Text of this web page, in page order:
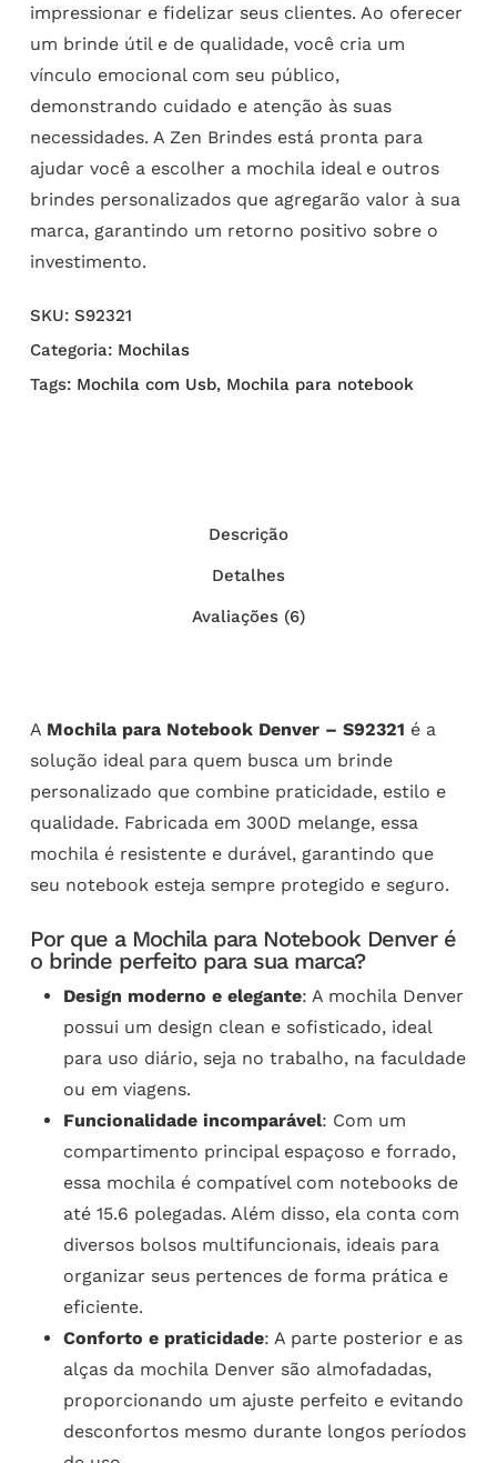
impressionar e fidelizar seus clientes. Ao oferecer
um brinde útil e de qualidade, você cria um
vínculo emocional com seu público,
demonstrando cuidado e atenção às suas
necessidades. A Zen Brindes está pronta para
ajudar você a escolher a mochila ideal e outros
brindes personalizados que agregarão valor à sua
marca, garantindo um retorno positivo sobre o
investimento.
SKU: S92321
Categoria: Mochilas
Tags: Mochila com Usb, Mochila para notebook
Descrição
Detalhes
Avaliações (6)
A Mochila para Notebook Denver – S92321 é a
solução ideal para quem busca um brinde
personalizado que combine praticidade, estilo e
qualidade. Fabricada em 300D melange, essa
mochila é resistente e durável, garantindo que
seu notebook esteja sempre protegido e seguro.
Por que a Mochila para Notebook Denver é
o brinde perfeito para sua marca?
Design moderno e elegante: A mochila Denver
possui um design clean e sofisticado, ideal
para uso diário, seja no trabalho, na faculdade
ou em viagens.
Funcionalidade incomparável: Com um
compartimento principal espaçoso e forrado,
essa mochila é compatível com notebooks de
até 15.6 polegadas. Além disso, ela conta com
diversos bolsos multifuncionais, ideais para
organizar seus pertences de forma prática e
eficiente.
Conforto e praticidade: A parte posterior e as
alças da mochila Denver são almofadadas,
proporcionando um ajuste perfeito e evitando
desconfortos mesmo durante longos períodos